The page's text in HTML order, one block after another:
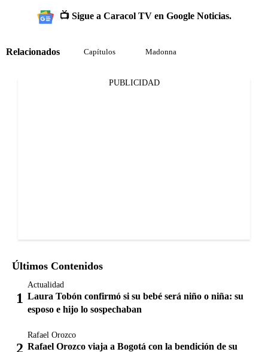
📺 Sigue a Caracol TV en Google Noticias.
Relacionados Capítulos Madonna
PUBLICIDAD
Últimos Contenidos
Actualidad
Laura Tobón confirmó si su bebé será niño o niña: su
esposo e hijo lo sospechaban
Rafael Orozco
Rafael Orozco viaja a Bogotá con la bendición de su